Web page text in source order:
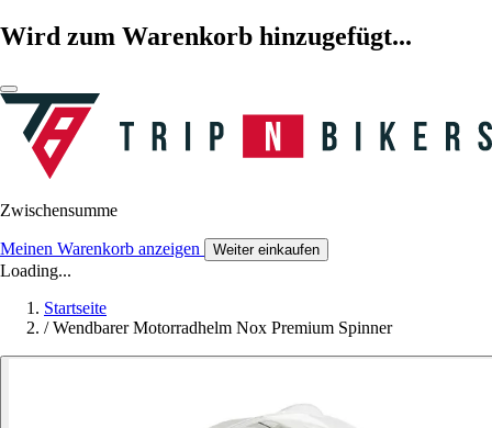
Wird zum Warenkorb hinzugefügt...
Zwischensumme
Meinen Warenkorb anzeigen Weiter einkaufen
Loading...
Startseite
/ Wendbarer Motorradhelm Nox Premium Spinner